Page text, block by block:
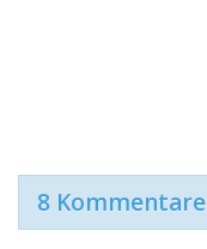
8 Kommentare